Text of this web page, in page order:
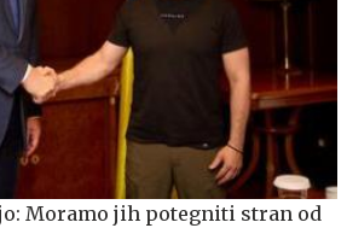
Moramo jih potegniti stran od